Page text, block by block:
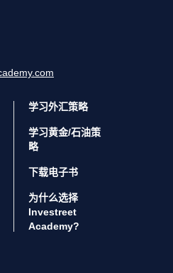
学习外汇策略
学习黄金/石油策
略
下载电子书
为什么选择
Investreet
Academy?